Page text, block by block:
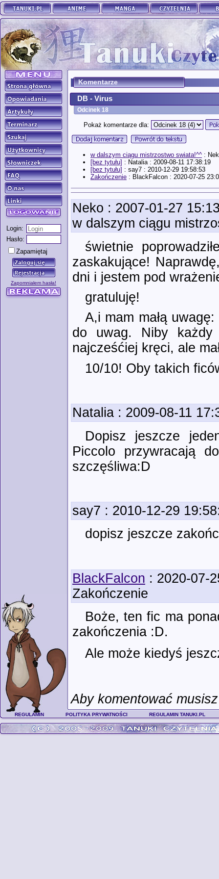
Login:
Hasło:
Zapamiętaj
Zapomniałem hasła!
Komentarze
DB - Virus
Odcinek 18
Pokaż komentarze dla:
w dalszym ciągu mistrzostwo swiata!^^ :
[bez tytułu] : Natalia : 2009-08-11 17:38:19
[bez tytułu] : say7 : 2010-12-29 19:58:53
Zakończenie : BlackFalcon : 2020-07-25
Neko : 2007-01-27
w dalszym ciągu
świetnie
zaskakujące!
dni i jestem pod
gratuluję!
A,i mam małą
do uwag. Niby
najcześćiej kręci, ale
10/10! Oby takich
Natalia : 2009-08-11
Dopisz jeszcze
Piccolo przywracają
szczęśliwa:D
say7 : 2010-12-29
dopisz jeszcze
BlackFalcon : 2020-07-
Zakończenie
Boże, ten fic ma
zakończenia :D.
Ale może kiedyś
Aby komentować
REGULAMIN POLITYKA PRYWATNOŚCI REGULAMIN TANUKI.PL